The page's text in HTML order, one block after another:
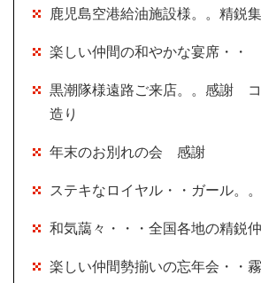
鹿児島空港給油施設様。。精鋭
楽しい仲間の和やかな宴席・・
黒潮隊様遠路ご来店。。感謝
造り
年末のお別れの会 感謝
ステキなロイヤル・・ガール。
和気藹々・・・全国各地の精鋭
楽しい仲間勢揃いの忘年会・・